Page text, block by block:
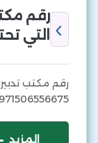
رقم
التي
رقم مكتب
00971506556675 هو لمكتب الصفوة
المزيد